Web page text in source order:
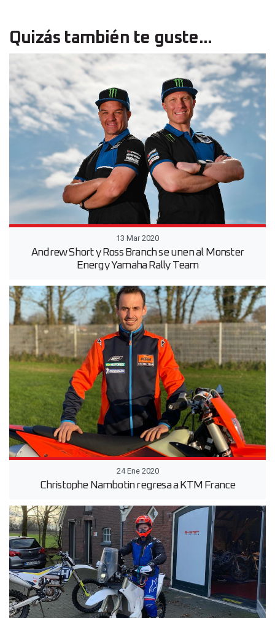
Quizás también te guste...
13 Mar 2020
Andrew Short y Ross Branch se unen al Monster
Energy Yamaha Rally Team
24 Ene 2020
Christophe Nambotin regresa a KTM France